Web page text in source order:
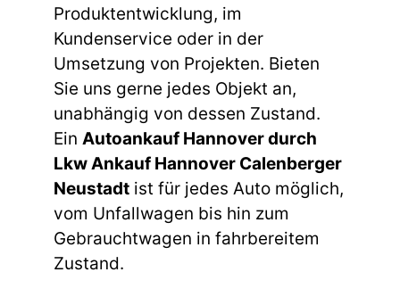
Produktentwicklung, im
Kundenservice oder in der
Umsetzung von Projekten. Bieten
Sie uns gerne jedes Objekt an,
unabhängig von dessen Zustand.
Ein Autoankauf Hannover durch
Lkw Ankauf Hannover Calenberger
Neustadt ist für jedes Auto möglich,
vom Unfallwagen bis hin zum
Gebrauchtwagen in fahrbereitem
Zustand.